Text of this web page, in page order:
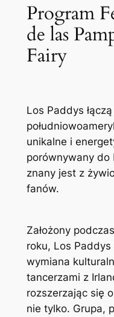
Program
de las
Fairy
Los Paddys
unikalne i
porównywany do
znany jest z
fanów.
Założony
roku, Los Paddys
wymiana
tancerzami z
rozszerzając się
nie tylko. Grupa,